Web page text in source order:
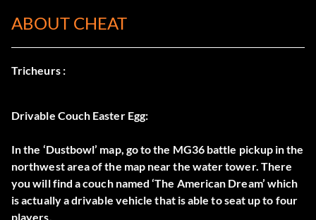
ABOUT CHEAT
Tricheurs :
Drivable Couch Easter Egg:
In the ‘Dustbowl’ map, go to the MG36 battle pickup in the
northwest area of the map near the water tower. There
you will find a couch named ‘The American Dream’ which
is actually a drivable vehicle that is able to seat up to four
players.